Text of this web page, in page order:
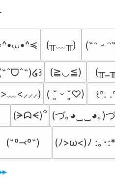
(╥﹏╥) (˶ᵔ ᵕ
໒꒱ (≧◡≦)
( ˘͈ ᵕ ˘͈♡) ꒰ᐢ.
(ᗒᗣᗕ)՞ (づ｡◕‿‿◕｡)づ
(˶º⤙º˶) (ﾉ>ω<)ﾉ :｡･